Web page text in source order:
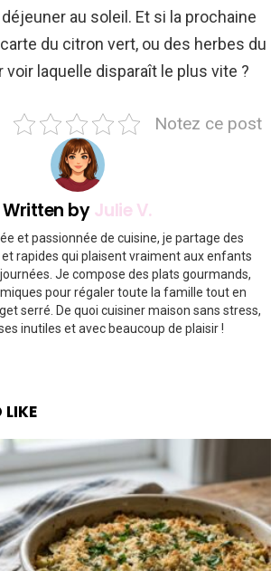
au soleil. Et si la prochaine
du citron vert, ou des herbes du
voir laquelle disparaît le plus vite ?
Notez ce post
Written byJulie V.
et passionnée de cuisine, je partage des
rapides qui plaisent vraiment aux enfants
Je compose des plats gourmands,
pour régaler toute la famille tout en
serré. De quoi cuisiner maison sans stress,
inutiles et avec beaucoup de plaisir !